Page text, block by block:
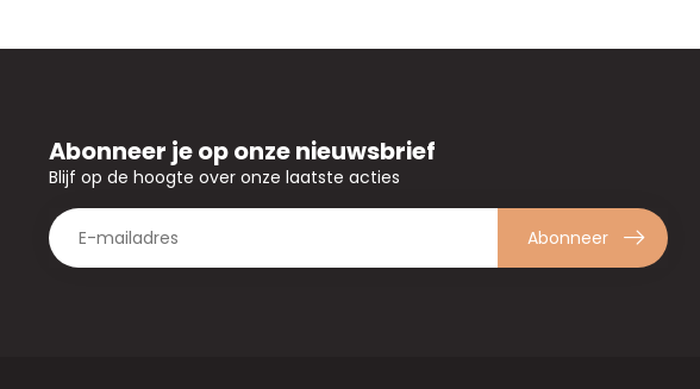
Abonneer je op onze nieuwsbrief
Blijf op de hoogte over onze laatste acties
Abonneer